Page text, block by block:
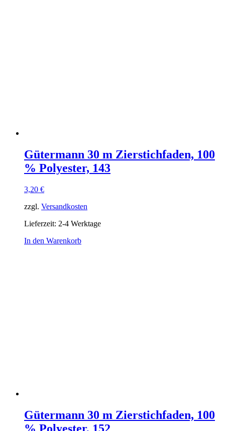
Gütermann 30 m Zierstichfaden, 100
% Polyester, 143
3,20 €
zzgl. Versandkosten
Lieferzeit: 2-4 Werktage
In den Warenkorb
Gütermann 30 m Zierstichfaden, 100